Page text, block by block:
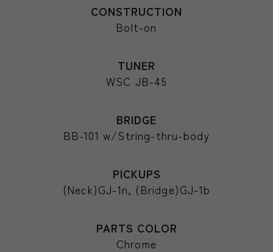
CONSTRUCTION
Bolt-on
TUNER
WSC JB-45
BRIDGE
BB-101 w/String-thru-body
PICKUPS
(Neck)GJ-1n, (Bridge)GJ-1b
PARTS COLOR
Chrome